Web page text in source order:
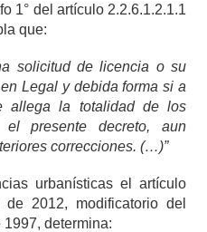
1° del artículo 2.2.6.1.2.1.1
que:
solicitud de licencia o su
Legal y debida forma si a
allega la totalidad de los
el presente decreto, aun
correcciones. (…)”
urbanísticas el artículo
2012, modificatorio del
determina: